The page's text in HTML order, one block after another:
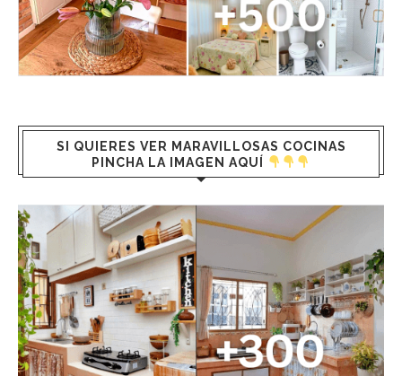
SI QUIERES VER MARAVILLOSAS COCINAS
PINCHA LA IMAGEN AQUÍ